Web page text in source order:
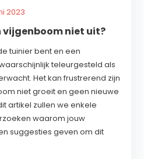
2023
niet uit?
tuinier bent en een
teleurgesteld als
Het kan frustrerend zijn
niet groeit en geen nieuwe
artikel zullen we enkele
waarom jouw
suggesties geven om dit